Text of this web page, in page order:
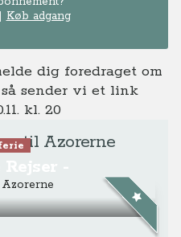
Køb adgang
dig foredraget om
sender vi et link
kl. 20
til Azorerne